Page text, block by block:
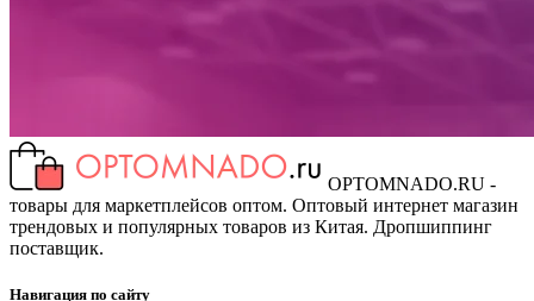
OPTOMNADO.RU -
товары для маркетплейсов оптом. Оптовый интернет магазин
трендовых и популярных товаров из Китая. Дропшиппинг
поставщик.
Навигация по сайту